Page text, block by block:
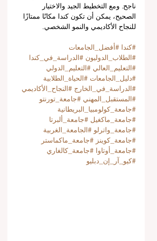
ناجح. ومع التخطيط الجيد والاختيار
الصحيح، يمكن أن تكون كندا مكانًا ممتازًا
للنجاح الأكاديمي والنمو الشخصي.
#كندا #أفضل_الجامعات
#الطلاب_الدوليون #الدراسة_في_كندا
#التعليم_العالي #التعليم_الدولي
#دليل_الجامعات #الحياة_الطلابية
#الدراسة_في_الخارج #النجاح_الأكاديمي
#المستقبل_المهني #جامعة_تورنتو
#جامعة_كولومبيا_البريطانية
#جامعة_ماكغيل #جامعة_ألبرتا
#جامعة_واترلو #الجامعة_الغربية
#جامعة_كوينز #جامعة_ماكماستر
#جامعة_أوتاوا #جامعة_كالغاري
#كيو_آر_إن_دبليو